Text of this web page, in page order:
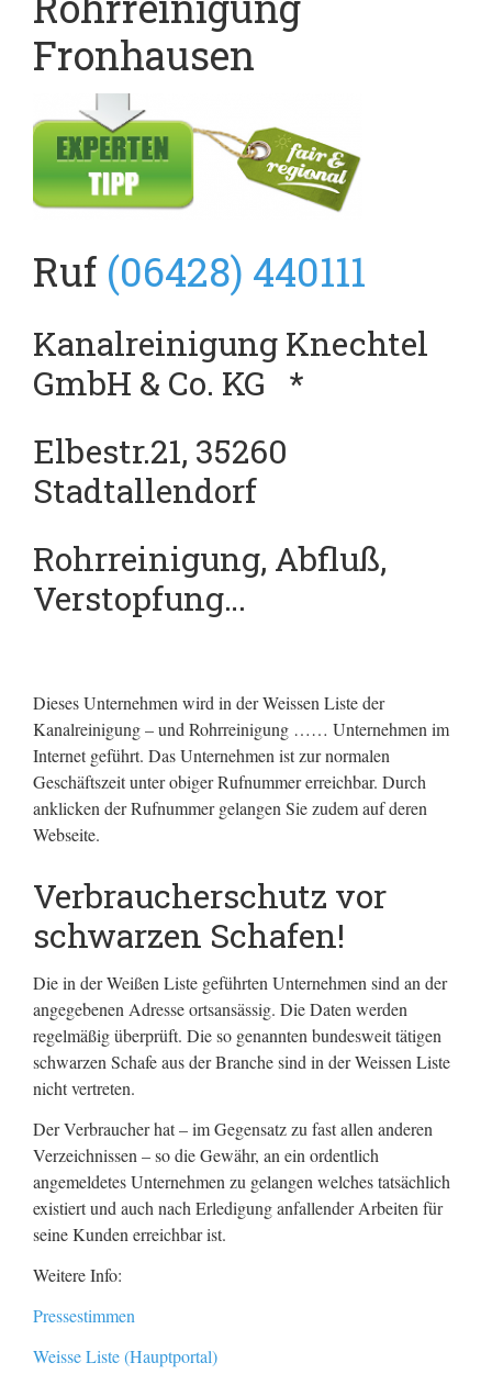
Fronhausen
Ruf (06428) 440111
Kanalreinigung Knechtel
GmbH & Co. KG
*
Elbestr.21, 35260
Stadtallendorf
Rohrreinigung, Abfluß,
Verstopfung…
Dieses Unternehmen wird in der Weissen Liste der
Kanalreinigung – und Rohrreinigung …… Unternehmen im
Internet geführt. Das Unternehmen ist zur normalen
Geschäftszeit unter obiger Rufnummer erreichbar. Durch
anklicken der Rufnummer gelangen Sie zudem auf deren
Webseite.
Verbraucherschutz vor
schwarzen Schafen!
Die in der Weißen Liste geführten Unternehmen sind an der
angegebenen Adresse ortsansässig. Die Daten werden
regelmäßig überprüft. Die so genannten bundesweit tätigen
schwarzen Schafe aus der Branche sind in der Weissen Liste
nicht vertreten.
Der Verbraucher hat – im Gegensatz zu fast allen anderen
Verzeichnissen – so die Gewähr, an ein ordentlich
angemeldetes Unternehmen zu gelangen welches tatsächlich
existiert und auch nach Erledigung anfallender Arbeiten für
seine Kunden erreichbar ist.
Weitere Info:
Pressestimmen
Weisse Liste (Hauptportal)